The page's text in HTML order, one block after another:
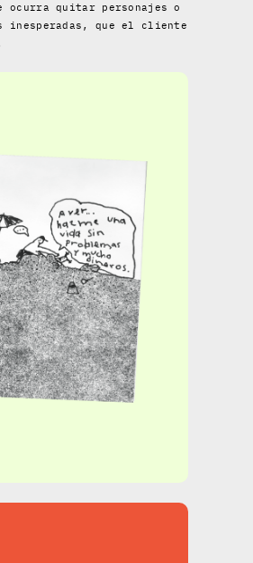
quitar personajes o
inesperadas, que el cliente